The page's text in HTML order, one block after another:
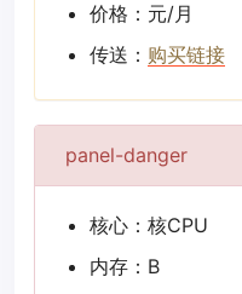
价格：元/月
传送： 购买链接
panel-danger
核心：核CPU
内存：B